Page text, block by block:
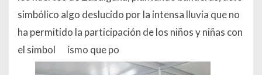
simbólico algo deslucido por la intensa lluvia que no
ha permitido la participación de los niños y niñas con
el simbol
ísmo que po